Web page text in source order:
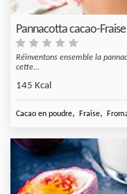
Pannacotta cacao-Fraise
Réinventons ensemble la
cette...
145 Kcal
Cacao en poudre, Fraise,